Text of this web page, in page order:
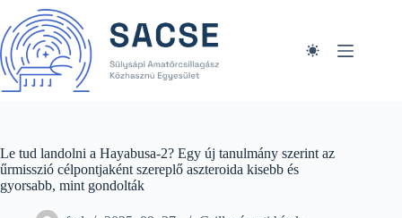
content
Le tud landolni a Hayabusa-2? Egy új tanulmány szerint az
űrmisszió célpontjaként szereplő aszteroida kisebb és
gyorsabb, mint gondolták